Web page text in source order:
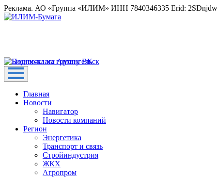
Реклама. АО «Группа «ИЛИМ» ИНН 7840346335 Erid:
Главная
Новости
Навигатор
Новости компаний
Регион
Энергетика
Транспорт и связь
Стройиндустрия
ЖКХ
Агропром